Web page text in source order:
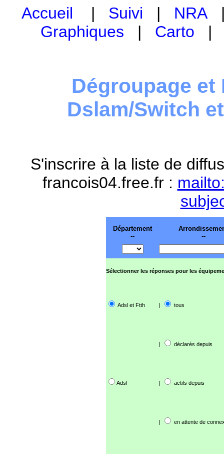
Accueil | Suivi | NRA
Graphiques | Carto
Dégroupage et
Dslam/Switch
S'inscrire à la liste de
francois04.free.fr :
Département
--
--
Sélectionner les réponses pour les
Adsl et Ftth | tous
| déclarés depuis
Adsl | actifs depuis
| en attente de